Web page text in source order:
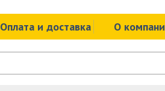
Оплата и доставка О